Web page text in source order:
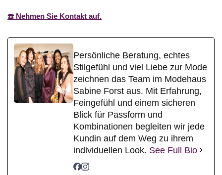
☎️ Nehmen Sie Kontakt auf.
Persönliche Beratung, echtes
Stilgefühl und viel Liebe zur Mode
zeichnen das Team im Modehaus
Sabine Forst aus. Mit Erfahrung,
Feingefühl und einem sicheren
Blick für Passform und
Kombinationen begleiten wir jede
Kundin auf dem Weg zu ihrem
individuellen Look. See Full Bio